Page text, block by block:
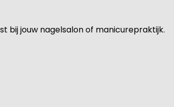
bij jouw nagelsalon of manicurepraktijk.